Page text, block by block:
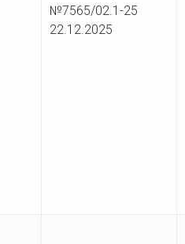
№7565/02.1-25
22.12.2025